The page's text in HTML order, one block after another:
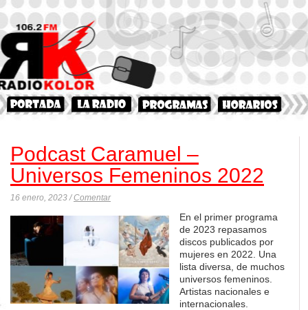
Podcast Caramuel –
Universos Femeninos 2022
16 enero, 2023 /Comentar
En el primer programa
de 2023 repasamos
discos publicados por
mujeres en 2022. Una
lista diversa, de muchos
universos femeninos.
Artistas nacionales e
internacionales.